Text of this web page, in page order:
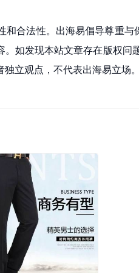
合法性。出海易倡导尊重
如发现本站文章存在版权
立观点，不代表出海易立场。